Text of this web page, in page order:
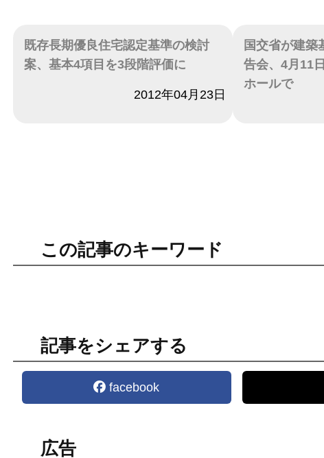
既存長期優良住宅認定基準の検討
案、基本4項目を3段階評価に
2012年04月23日
国交省が建築
告会、4月11
ホールで
この記事のキーワード
記事をシェアする
facebook
広告